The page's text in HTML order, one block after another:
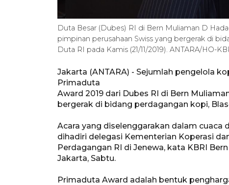
Duta Besar (Dubes) RI di Bern Muliaman D
pimpinan perusahaan Swiss yang bergerak di
Duta RI pada Kamis (21/11/2019). ANTARA/HO-
Jakarta (ANTARA) - Sejumlah pengelola
Primaduta
Award 2019 dari Dubes RI di Bern
bergerak di bidang perdagangan kopi,
Acara yang diselenggarakan dalam cuaca
dihadiri delegasi Kementerian Koperasi
Perdagangan RI di Jenewa, kata KBRI
Jakarta, Sabtu.
Primaduta Award adalah bentuk